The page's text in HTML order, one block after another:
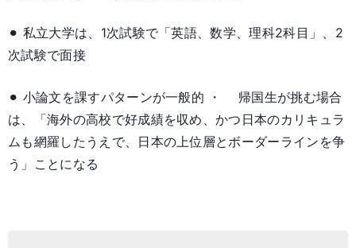
⚫︎ 私立大学は、1次試験で「英語、数学、理科2科目」、2
次試験で面接
⚫︎ 小論文を課すパターンが一般的 ・ 帰国生が挑む場合
は、「海外の高校で好成績を収め、かつ日本のカリキュラ
ムも網羅したうえで、日本の上位層とボーダーラインを争
う」ことになる